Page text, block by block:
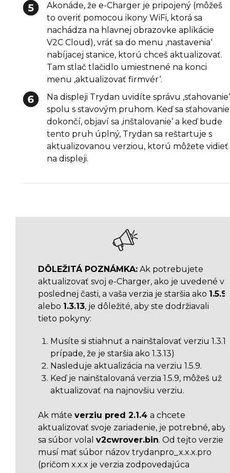
Akonáde, že e-Charger je pripojený (môžeš
to overiť pomocou ikony WiFi, ktorá sa
nachádza na hlavnej obrazovke aplikácie
V2C Cloud), vráť sa do menu ‚nastavenia‘
nabíjacej stanice, ktorú chceš aktualizovať.
Tam stlač tlačidlo umiestnené na konci
menu ‚aktualizovať firmvér‘.
Na displeji Trydan uvidíte správu ‚sťahovanie‘
spolu s stavovým pruhom. Keď sa sťahovanie
dokončí, objaví sa ‚inštalovanie‘ a keď bude
tento pruh úplný, Trydan sa reštartuje s
aktualizovanou verziou, ktorú môžete vidieť
na displeji.
DÔLEŽITÁ POZNÁMKA: Ak potrebujete
aktualizovať svoj e-Charger, ako je uvedené v
poslednej časti, a vaša verzia je staršia ako 1.5.9
alebo 1.3.13, je dôležité, aby ste dodržiavali
tieto pokyny:
Musíte si stiahnuť a nainštalovať verziu
prípade, že je staršia ako 1.3.13)
Nasleduje aktualizácia na verziu 1.5.9.
Keď je nainštalovaná verzia 1.5.9, môžeš už
aktualizovať na najnovšiu verziu.
Ak máte verziu pred 2.1.4 a chcete
aktualizovať svoje zariadenie, je potrebné, aby
sa súbor volal v2cwrover.bin. Od tejto verzie
musí mať súbor názov trydanpro_x.x.x.pro
(pričom x.x.x je verzia zodpovedajúca